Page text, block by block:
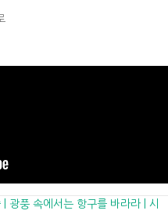
풍 속에서는 항구를 바라라 | 시